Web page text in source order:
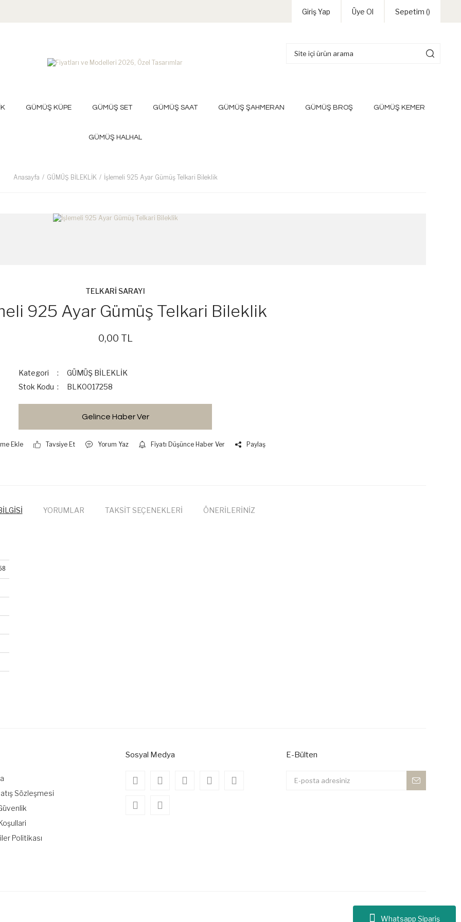
Whatsapp Sipariş
Giriş Yap Üye Ol Sepetim ()
GÜMÜŞ KÜPE GÜMÜŞ SET GÜMÜŞ SAAT GÜMÜŞ ŞAHMERAN GÜMÜŞ BROŞ GÜMÜŞ KEMER
GÜMÜŞ HALHAL
Anasayfa GÜMÜŞ BİLEKLİK İşlemeli 925 Ayar Gümüş Telkari Bileklik
TELKARİ SARAYI
925 Ayar Gümüş Telkari Bileklik
0,00 TL
Kategori
GÜMÜŞ BİLEKLİK
Stok Kodu
BLK0017258
Gelince Haber Ver
Tavsiye Et Yorum Yaz Fiyatı Düşünce Haber Ver Paylaş
YORUMLAR TAKSİT SEÇENEKLERİ ÖNERİLERİNİZ
Sözleşmesi
Politikası
Sosyal Medya E-Bülten